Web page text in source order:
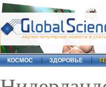
научно-популярные новости и
КОСМОС ЗДОРОВЬЕ